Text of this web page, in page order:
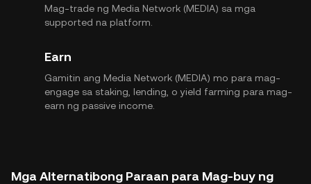
Mag-trade ng Media Network (MEDIA) sa mga
supported na platform.
Earn
Gamitin ang Media Network (MEDIA) mo para mag-
engage sa staking, lending, o yield farming para mag-
earn ng passive income.
Mga Alternatibong Paraan para Mag-buy ng